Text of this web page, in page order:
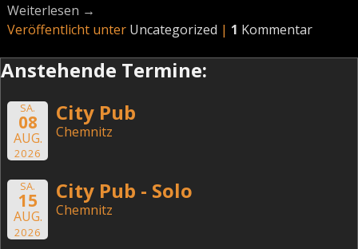
Weiterlesen →
Veröffentlicht unter Uncategorized | 1 Kommentar
Anstehende Termine:
SA.
08
AUG.
2026
City Pub
Chemnitz
SA.
15
AUG.
2026
City Pub - Solo
Chemnitz